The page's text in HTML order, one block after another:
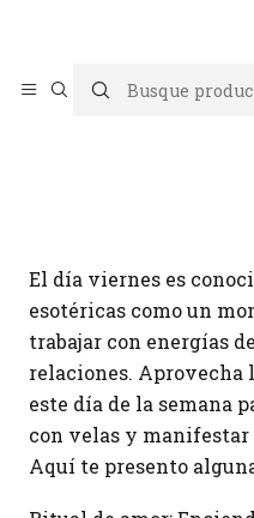
Inicio Blog Rituales
El día viernes es
esotéricas como un
trabajar con energías
relaciones. Aprovecha
este día de la semana
con velas y manifestar
Aquí te presento